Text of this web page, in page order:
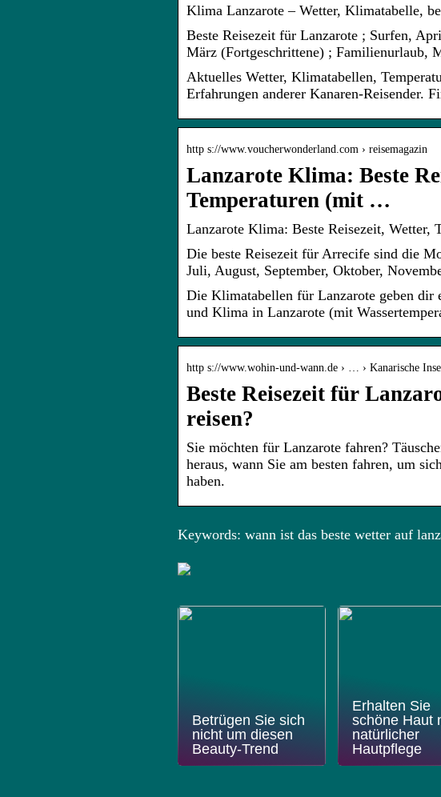
Klima Lanzarote – Wetter, Klimatabelle,
Beste Reisezeit für Lanzarote ; Surfen,
März (Fortgeschrittene) ; Familienurlaub,
Aktuelles Wetter, Klimatabellen,
Erfahrungen anderer Kanaren-Reisender.
http s://www.voucherwonderland.com › reisemagazin
Lanzarote Klima: Beste
Temperaturen (mit …
Lanzarote Klima: Beste Reisezeit, Wetter,
Die beste Reisezeit für Arrecife sind die
Juli, August, September, Oktober,
Die Klimatabellen für Lanzarote geben dir
und Klima in Lanzarote (mit
http s://www.wohin-und-wann.de › … › Kanarische
Beste Reisezeit für
reisen?
Sie möchten für Lanzarote fahren?
heraus, wann Sie am besten fahren, um
haben.
Keywords: wann ist das beste wetter auf
Betrügen Sie sich
nicht um diesen
Beauty-Trend
Erhalten Sie
schöne Haut
natürlicher
Hautpflege